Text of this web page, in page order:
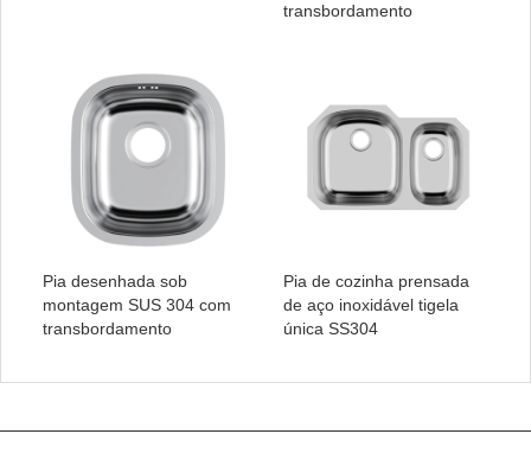
transbordamento
Pia desenhada sob
montagem SUS 304 com
transbordamento
Pia de cozinha prensada
de aço inoxidável tigela
única SS304